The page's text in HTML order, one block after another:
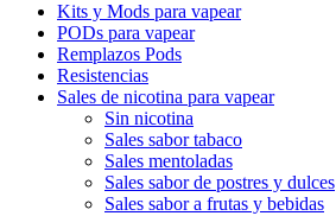
Kits y Mods para vapear
PODs para vapear
Remplazos Pods
Resistencias
Sales de nicotina para vapear
Sin nicotina
Sales sabor tabaco
Sales mentoladas
Sales sabor de postres y dulces
Sales sabor a frutas y bebidas